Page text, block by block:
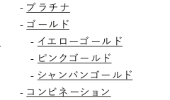
- プラチナ
- ゴールド
- イエローゴールド
- ピンクゴールド
- シャンパンゴールド
- コンビネーション